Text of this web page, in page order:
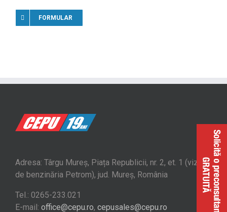
FORMULAR
Adresa: Târgu Mureș, Piața Republicii, nr. 2, et. 1 (vizavi
de benzinăria Petrom), jud. Mureș, România
Tel.: 0265-233.021
E-mail: office@cepu.ro, cepusales@cepu.ro